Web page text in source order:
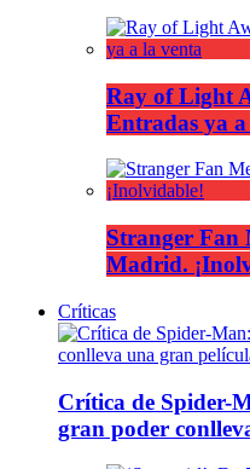
Ray of Light
Entradas ya
Stranger Fan
Madrid.
Críticas
Crítica de Spider-
gran poder